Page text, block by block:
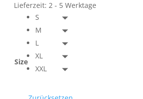
Lieferzeit: 2 - 5 Werktage
Size
S
M
L
XL
XXL